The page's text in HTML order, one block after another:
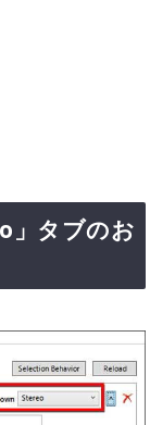
」タブのお